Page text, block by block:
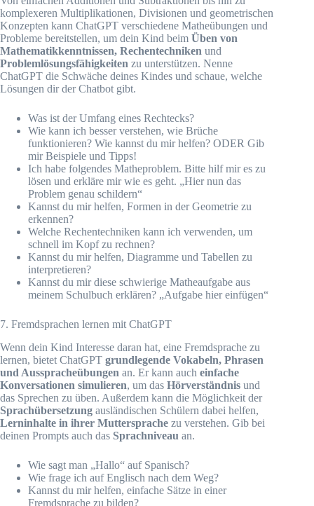
komplexeren Multiplikationen, Divisionen und geometrischen
Konzepten kann ChatGPT verschiedene Matheübungen und
Probleme bereitstellen, um dein Kind beim Üben von
Mathematikkenntnissen, Rechentechniken und
Problemlösungsfähigkeiten zu unterstützen. Nenne
ChatGPT die Schwäche deines Kindes und schaue, welche
Lösungen dir der Chatbot gibt.
Was ist der Umfang eines Rechtecks?
Wie kann ich besser verstehen, wie Brüche
funktionieren? Wie kannst du mir helfen? ODER Gib
mir Beispiele und Tipps!
Ich habe folgendes Matheproblem. Bitte hilf mir es zu
lösen und erkläre mir wie es geht. „Hier nun das
Problem genau schildern“
Kannst du mir helfen, Formen in der Geometrie zu
erkennen?
Welche Rechentechniken kann ich verwenden, um
schnell im Kopf zu rechnen?
Kannst du mir helfen, Diagramme und Tabellen zu
interpretieren?
Kannst du mir diese schwierige Matheaufgabe aus
meinem Schulbuch erklären? „Aufgabe hier einfügen“
7. Fremdsprachen lernen mit ChatGPT
Wenn dein Kind Interesse daran hat, eine Fremdsprache zu
lernen, bietet ChatGPT grundlegende Vokabeln, Phrasen
und Ausspracheübungen an. Er kann auch einfache
Konversationen simulieren, um das Hörverständnis und
das Sprechen zu üben. Außerdem kann die Möglichkeit der
Sprachübersetzung ausländischen Schülern dabei helfen,
Lerninhalte in ihrer Muttersprache zu verstehen. Gib bei
deinen Prompts auch das Sprachniveau an.
Wie sagt man „Hallo“ auf Spanisch?
Wie frage ich auf Englisch nach dem Weg?
Kannst du mir helfen, einfache Sätze in einer
Fremdsprache zu bilden?